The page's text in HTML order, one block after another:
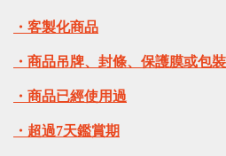
・客製化商品
・商品吊牌、封條、保護膜或包
・商品已經使用過
・超過7天鑑賞期